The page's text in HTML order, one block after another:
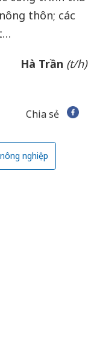
thôn; các
Hà Trần (t/h)
Chia sẻ
nông nghiệp